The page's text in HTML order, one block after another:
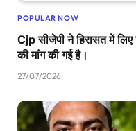
POPULAR NOW
Cjp सीजेपी ने हिरासत में लिए
की मांग की गई है।
27/07/2026